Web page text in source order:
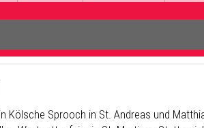
Kölsche Sprooch in St. Andreas und